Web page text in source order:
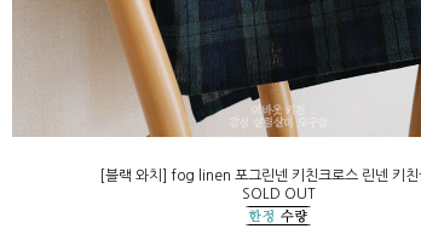
[블랙 와치] fog linen 포그린넨 키친크로스 린넨 키친
SOLD OUT